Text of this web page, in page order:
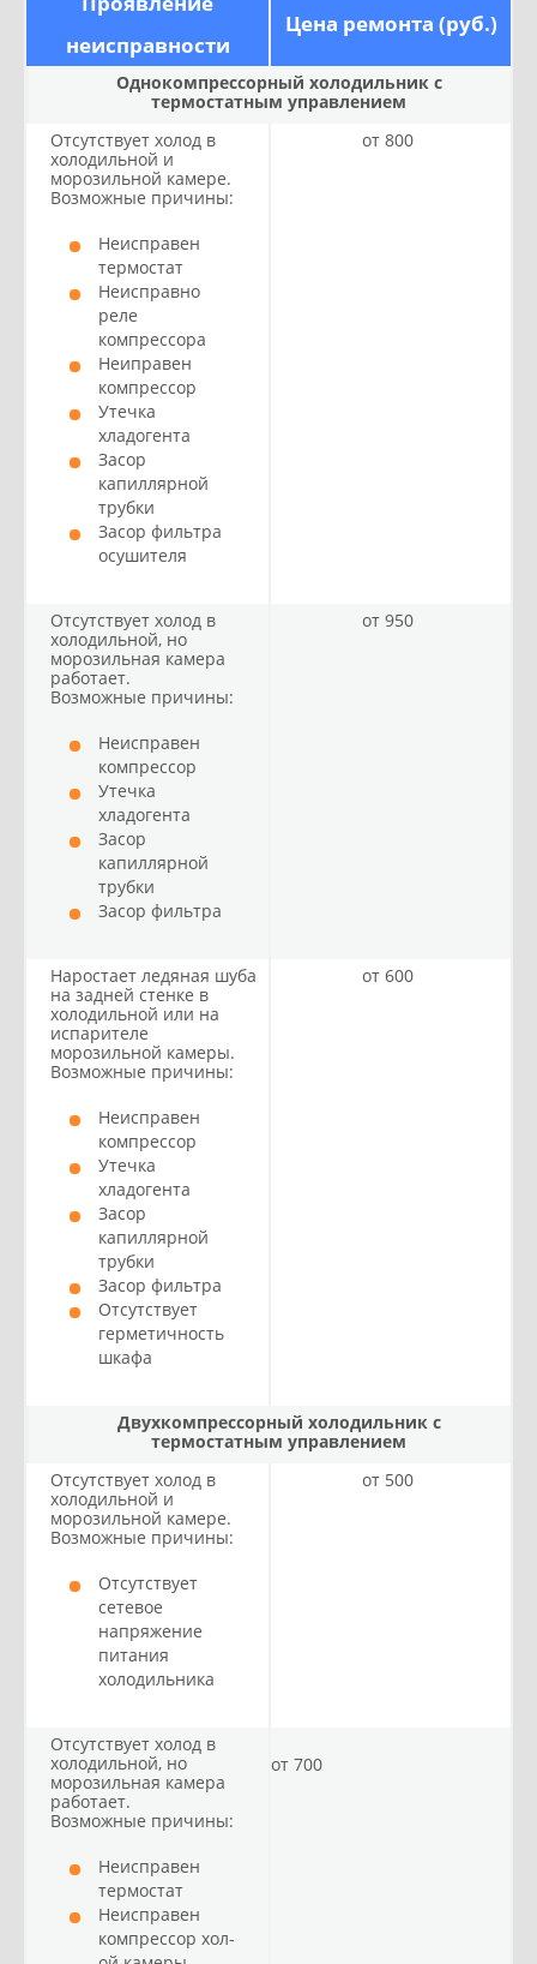
неисправности
Цена ремонта (руб.)
Однокомпрессорный холодильник с
термостатным управлением
Отсутствует холод в
холодильной и
морозильной камере.
Возможные причины:
Неисправен
термостат
Неисправно
реле
компрессора
Неиправен
компрессор
Утечка
хладогента
Засор
капиллярной
трубки
Засор фильтра
осушителя
от 800
Отсутствует холод в
холодильной, но
морозильная камера
работает.
Возможные причины:
Неисправен
компрессор
Утечка
хладогента
Засор
капиллярной
трубки
Засор фильтра
от 950
Наростает ледяная шуба
на задней стенке в
холодильной или на
испарителе
морозильной камеры.
Возможные причины:
Неисправен
компрессор
Утечка
хладогента
Засор
капиллярной
трубки
Засор фильтра
Отсутствует
герметичность
шкафа
от 600
Двухкомпрессорный холодильник с
термостатным управлением
Отсутствует холод в
холодильной и
морозильной камере.
Возможные причины:
Отсутствует
сетевое
напряжение
питания
холодильника
от 500
Отсутствует холод в
холодильной, но
морозильная камера
работает.
Возможные причины:
Неисправен
термостат
Неисправен
компрессор хол-
от 700